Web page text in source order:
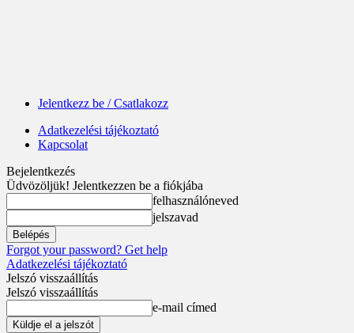
Jelentkezz be / Csatlakozz
Adatkezelési tájékoztató
Kapcsolat
Bejelentkezés
Üdvözöljük! Jelentkezzen be a fiókjába
felhasználóneved
jelszavad
Forgot your password? Get help
Adatkezelési tájékoztató
Jelszó visszaállítás
Jelszó visszaállítás
e-mail címed